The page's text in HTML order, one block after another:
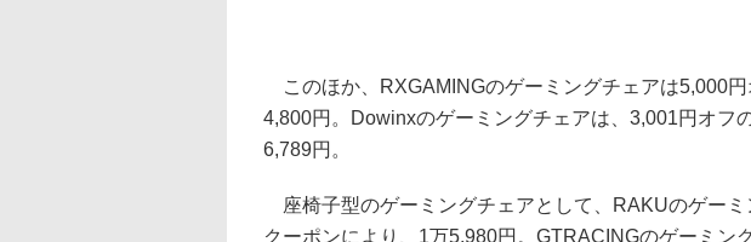
このほか、RXGAMINGのゲーミングチェアは5,000
4,800円。Dowinxのゲーミングチェアは、3,001円オフ
6,789円。
座椅子型のゲーミングチェアとして、RAKUのゲー
クーポンにより、1万5,980円。GTRACINGのゲーミン